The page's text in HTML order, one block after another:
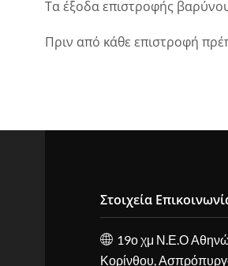
Τα έξοδα επιστροφής
Πριν από κάθε επιστροφή
Στοιχεία
19ο χμ Ν.Ε.Ο
Κορίνθου,